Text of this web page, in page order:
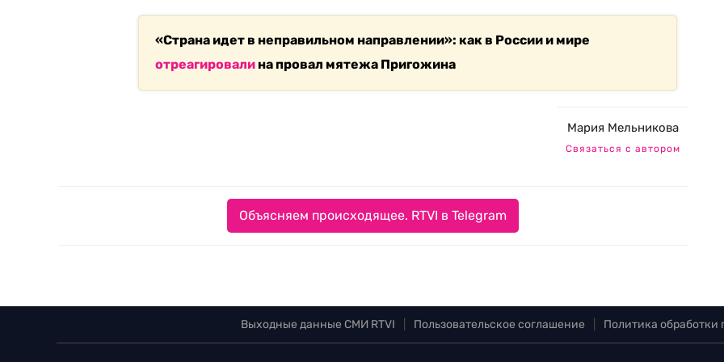
«Страна идет в неправильном направлении»: как в России и мире
отреагировали на провал мятежа Пригожина
Мария Мельникова
Связаться с автором
Объясняем происходящее. RTVI в Telegram
Выходные данные СМИ RTVI Пользовательское соглашение Политика